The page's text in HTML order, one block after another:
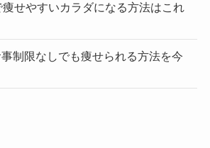
せやすいカラダになる方法はこれ
制限なしでも痩せられる方法を今